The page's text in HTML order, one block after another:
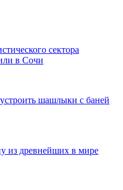
сектора
в Сочи
шашлыки с баней
из древнейших в мире